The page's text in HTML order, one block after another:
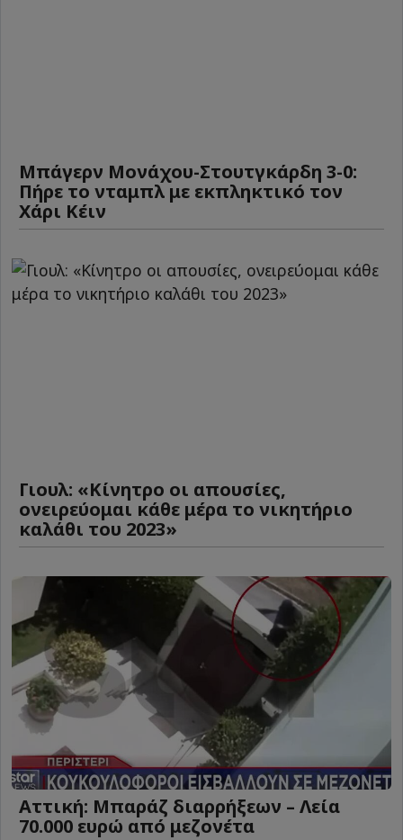
Μπάγερν Μονάχου-Στουτγκάρδη 3-0:
Πήρε το νταμπλ με εκπληκτικό τον
Χάρι Κέιν
Γιουλ: «Κίνητρο οι απουσίες,
ονειρεύομαι κάθε μέρα το νικητήριο
καλάθι του 2023»
Αττική: Μπαράζ διαρρήξεων – Λεία
70.000 ευρώ από μεζονέτα